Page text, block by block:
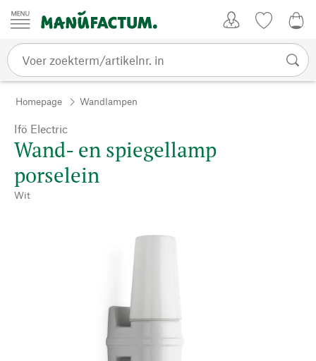
Passer au contenu
Homepage Wandlampen
Ifö Electric
Wand- en spiegellamp
porselein
Wit